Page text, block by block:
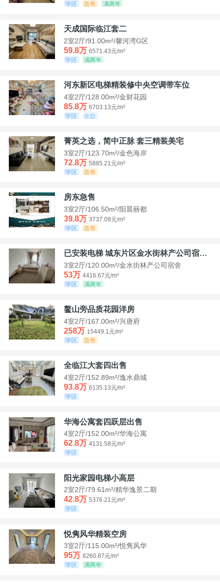
学区
急售 满两年
天成国际临江套二
2室2厅/91.00m²/馨河湾G区
59.8万 6571.43元/m²
学区
满两年
河东新区电梯精装修中央空调带车位
4室2厅/128.00m²/金财花园
85.8万 6703.13元/m²
学区
全款
菁英之选，简中正脉 套三精装美宅
3室2厅/123.70m²/金色海岸
72.8万 5885.21元/m²
学区
急售
房东急售
3室2厅/106.50m²/阳晨丽都
39.8万 3737.09元/m²
学区
急售
已安装电梯 城东片区金水街林产公司宿舍套三可看江景
3室2厅/120.00m²/金水街林产公司宿舍
53万 4416.67元/m²
学区
满两年
鳌山旁品质花园洋房
4室2厅/167.00m²/兴唐府
258万 15449.1元/m²
学区
急售
全临江大套四出售
4室2厅/152.89m²/逸水鼎城
93.8万 6135.13元/m²
学区
华海公寓套四跃层出售
4室2厅/152.00m²/华海公寓
62.8万 4131.58元/m²
学区
阳光家园电梯小高层
2室2厅/79.61m²/精华逸景二期
42.8万 5376.21元/m²
学区
悦隽风华精装空房
3室2厅/115.00m²/悦隽风华
95万 8260.87元/m²
学区
满两年